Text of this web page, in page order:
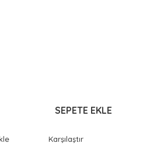
SEPETE EKLE
Karşılaştır